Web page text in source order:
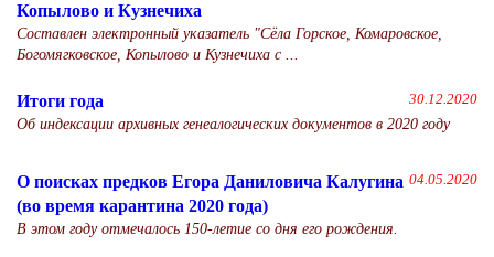
Копылово и Кузнечиха
Составлен электронный указатель "Сёла Горское, Комаровское,
Богомягковское, Копылово и Кузнечиха с ...
30.12.2020
Итоги года
Об индексации архивных генеалогических документов в 2020 году
04.05.2020
О поисках предков Егора Даниловича Калугина
(во время карантина 2020 года)
В этом году отмечалось 150-летие со дня его рождения.